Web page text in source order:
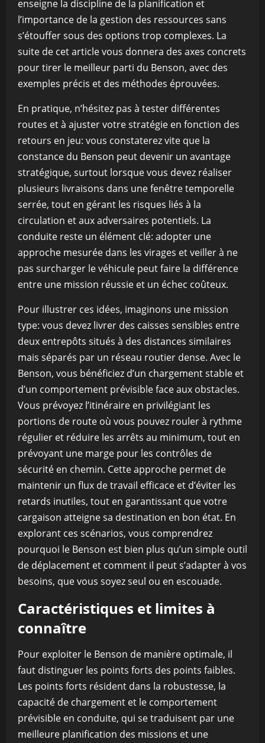
enseigne la discipline de la planification et
l’importance de la gestion des ressources sans
s’étouffer sous des options trop complexes. La
suite de cet article vous donnera des axes concrets
pour tirer le meilleur parti du Benson, avec des
exemples précis et des méthodes éprouvées.
En pratique, n’hésitez pas à tester différentes
routes et à ajuster votre stratégie en fonction des
retours en jeu: vous constaterez vite que la
constance du Benson peut devenir un avantage
stratégique, surtout lorsque vous devez réaliser
plusieurs livraisons dans une fenêtre temporelle
serrée, tout en gérant les risques liés à la
circulation et aux adversaires potentiels. La
conduite reste un élément clé: adopter une
approche mesurée dans les virages et veiller à ne
pas surcharger le véhicule peut faire la différence
entre une mission réussie et un échec coûteux.
Pour illustrer ces idées, imaginons une mission
type: vous devez livrer des caisses sensibles entre
deux entrepôts situés à des distances similaires
mais séparés par un réseau routier dense. Avec le
Benson, vous bénéficiez d’un chargement stable et
d’un comportement prévisible face aux obstacles.
Vous prévoyez l’itinéraire en privilégiant les
portions de route où vous pouvez rouler à rythme
régulier et réduire les arrêts au minimum, tout en
prévoyant une marge pour les contrôles de
sécurité en chemin. Cette approche permet de
maintenir un flux de travail efficace et d’éviter les
retards inutiles, tout en garantissant que votre
cargaison atteigne sa destination en bon état. En
explorant ces scénarios, vous comprendrez
pourquoi le Benson est bien plus qu’un simple outil
de déplacement et comment il peut s’adapter à vos
besoins, que vous soyez seul ou en escouade.
Caractéristiques et limites à
connaître
Pour exploiter le Benson de manière optimale, il
faut distinguer les points forts des points faibles.
Les points forts résident dans la robustesse, la
capacité de chargement et le comportement
prévisible en conduite, qui se traduisent par une
meilleure planification des missions et une